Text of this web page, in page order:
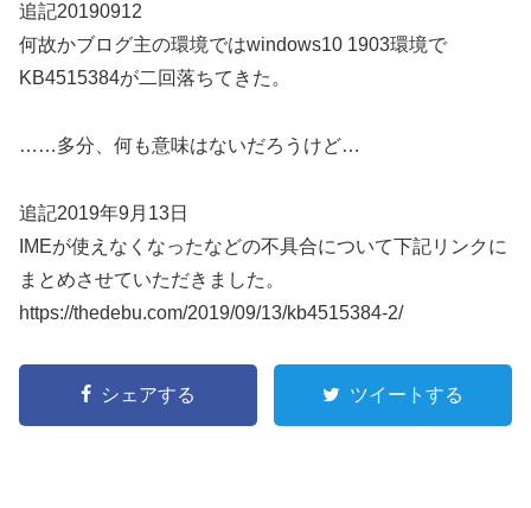
追記20190912
何故かブログ主の環境ではwindows10 1903環境で
KB4515384が二回落ちてきた。
……多分、何も意味はないだろうけど…
追記2019年9月13日
IMEが使えなくなったなどの不具合について下記リンクに
まとめさせていただきました。
https://thedebu.com/2019/09/13/kb4515384-2/
シェアする ツイートする